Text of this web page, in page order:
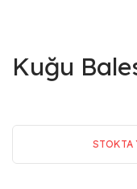
Kuğu
STOKTA